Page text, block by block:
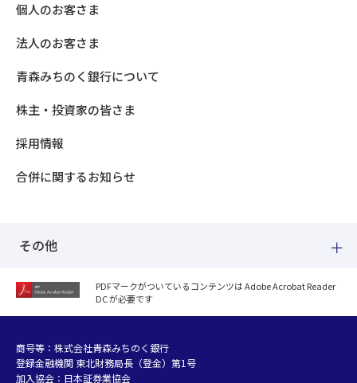
個人のお客さま
法人のお客さま
青森みちのく銀行について
株主・投資家の皆さま
採用情報
合併に関するお知らせ
その他
紛失した場合
個人データおよび法人情報に関するグループ共同利用について
マネー・ローンダリング等及び金融犯罪の防止について
PDFマークがついているコンテンツは Adobe Acrobat Reader
DC が必要です
商号等：株式会社青森みちのく銀行
登録金融機関 東北財務局長（登金）第1号
加入協会：日本証券業協会